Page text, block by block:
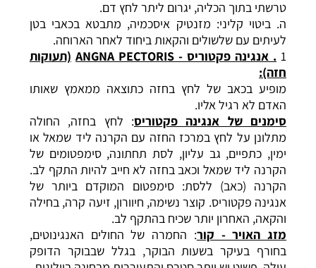
טרשתי בתוך הכליה, יגרום ליתר לחץ דם.
ה. ביטוי קליני: מזנטיק איסכמיה, מתבטא בכאבי בטן
לעיתים עם שלשולים והקאות ביחוד לאחר הארוחה.
1 . אנגינה פקטוריס - ANGNA PECTORIS (תעוקות
חזה):
מופיע בכאב של לחץ בחזה כתוצאה ממאמץ שאותו
האדם לא רגיל אליו.
סימנים של אנגינה פקטוריס: לחץ בחזה, החולה
מתלונן על לחץ במרכז החזה עם הקרנה ליד שמאל או
ימין, כתפיים, גב עליון, לסת תחתונה, סימפטומים של
הקרנה ליד שמאל וכאב בחזה לא חייב להיות התקף לב.
הקרנה (כאב) ללסת: סימפטום המוקדם ביותר של
אנגינה פקטוריס. קוצר נשימה, חיוורון, זיעה קרה, בחילה
והקאה, האחרון יותר שכיח בהתקף לב.
מזג האויר - קור: החמרה של החולים האנגינוטים,
בחורף בעיקר בשעות הבוקר, בגלל שבבוקר הדופק